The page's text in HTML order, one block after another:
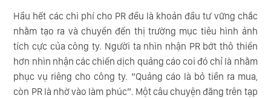
Hầu hết các chi phí cho PR đều là khoản đầu tư vững chắc
nhằm tạo ra và chuyển đến thị trường mục tiêu hình ảnh
tích cực của công ty. Người ta nhìn nhận PR bớt thô thiển
hơn nhìn nhận các chiến dịch quảng cáo coi đó chỉ là nhằm
phục vụ riêng cho công ty. “Quảng cáo là bỏ tiền ra mua,
còn PR là nhờ vào làm phúc”. Một câu chuyện đăng trên tạp